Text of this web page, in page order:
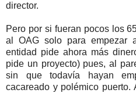
director.
Pero por si fueran pocos los
al OAG solo para empezar
entidad pide ahora más
pide un proyecto) pues, al
sin que todavía hayan
cacareado y polémico puerto.